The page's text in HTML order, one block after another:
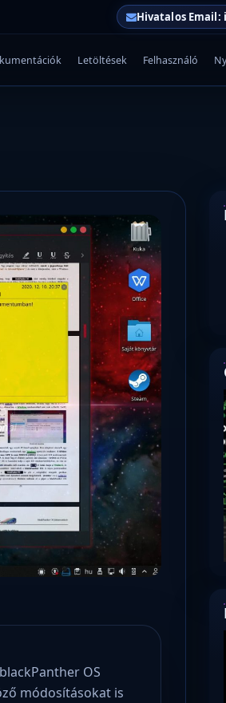
Hivatalos
Letöltések Felhasználó
OS
módosításokat is
odaadta a kulcsokat a
hogy visszafejthessék az